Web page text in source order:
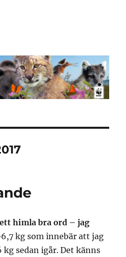
himla bra ord – jag
kg som innebär att jag
sedan igår. Det känns